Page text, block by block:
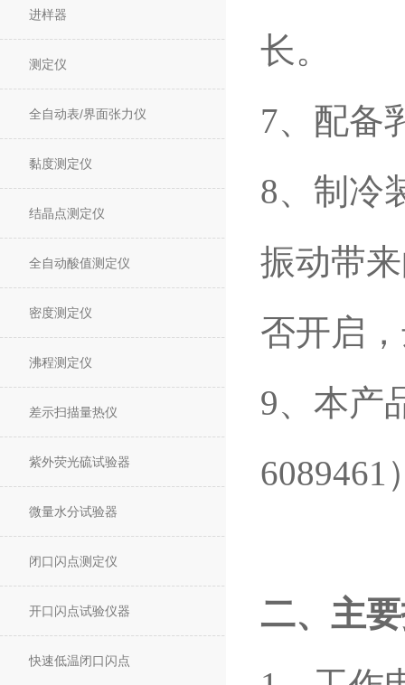
进样器
测定仪
全自动表/界面张力仪
黏度测定仪
结晶点测定仪
全自动酸值测定仪
密度测定仪
沸程测定仪
差示扫描量热仪
紫外荧光硫试验器
微量水分试验器
闭口闪点测定仪
开口闪点试验仪器
快速低温闭口闪点
长。
7、配备
8、制冷
振动带
否开启
9、本产
6089461
二、主